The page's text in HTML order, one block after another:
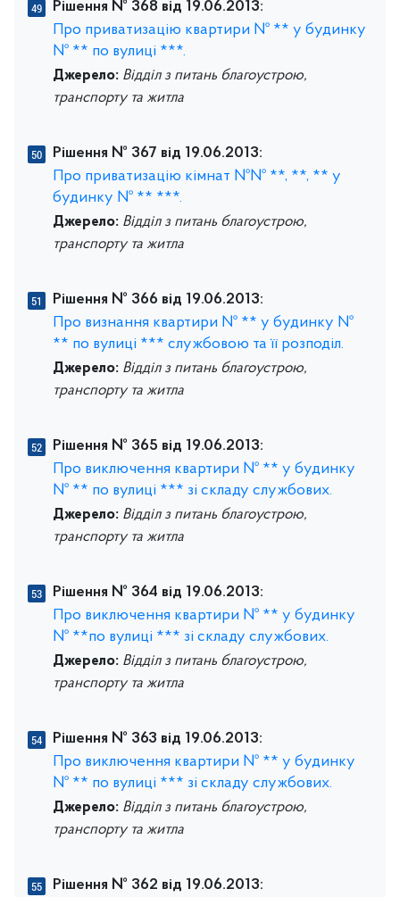
Рішення № 368 від 19.06.2013:
Про приватизацію квартири № ** у будинку
№ ** по вулиці ***.
Джерело: Відділ з питань благоустрою,
транспорту та житла
Рішення № 367 від 19.06.2013:
Про приватизацію кімнат №№ **, **, ** у
будинку № ** ***.
Джерело: Відділ з питань благоустрою,
транспорту та житла
Рішення № 366 від 19.06.2013:
Про визнання квартири № ** у будинку №
** по вулиці *** службовою та її розподіл.
Джерело: Відділ з питань благоустрою,
транспорту та житла
Рішення № 365 від 19.06.2013:
Про виключення квартири № ** у будинку
№ ** по вулиці *** зі складу службових.
Джерело: Відділ з питань благоустрою,
транспорту та житла
Рішення № 364 від 19.06.2013:
Про виключення квартири № ** у будинку
№ **по вулиці *** зі складу службових.
Джерело: Відділ з питань благоустрою,
транспорту та житла
Рішення № 363 від 19.06.2013:
Про виключення квартири № ** у будинку
№ ** по вулиці *** зі складу службових.
Джерело: Відділ з питань благоустрою,
транспорту та житла
Рішення № 362 від 19.06.2013: